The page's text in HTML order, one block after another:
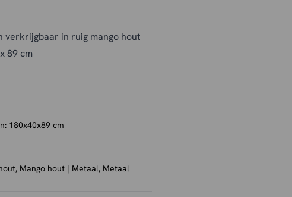
verkrijgbaar in ruig mango hout
89 cm
180x40x89 cm
Mango hout | Metaal, Metaal